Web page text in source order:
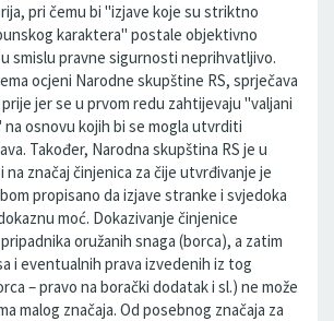
pri čemu bi "izjave koje su striktno
karaktera" postale objektivno
smislu pravne sigurnosti neprihvatljivo.
ocjeni Narodne skupštine RS, sprječava
jer se u prvom redu zahtijevaju "valjani
osnovu kojih bi se mogla utvrditi
Također, Narodna skupština RS je u
na značaj činjenica za čije utvrđivanje je
propisano da izjave stranke i svjedoka
moć. Dokazivanje činjenice
oružanih snaga (borca), a zatim
i eventualnih prava izvedenih iz tog
– pravo na borački dodatak i sl.) ne može
malog značaja. Od posebnog značaja za